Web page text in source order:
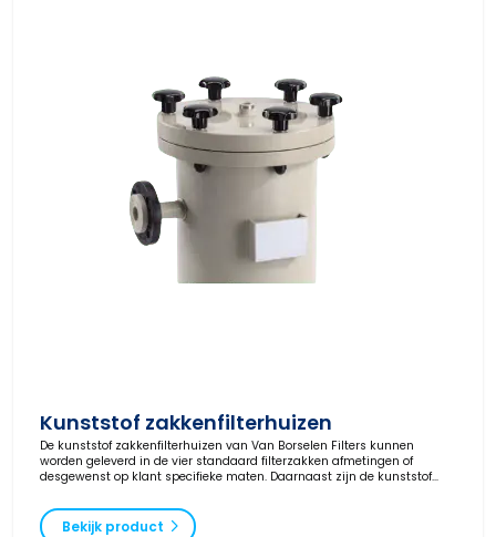
Kunststof zakkenfilterhuizen
De kunststof zakkenfilterhuizen van Van Borselen Filters kunnen
worden geleverd in de vier standaard filterzakken afmetingen of
desgewenst op klant specifieke maten. Daarnaast zijn de kunststof
in één behuizing.
Bekijk product